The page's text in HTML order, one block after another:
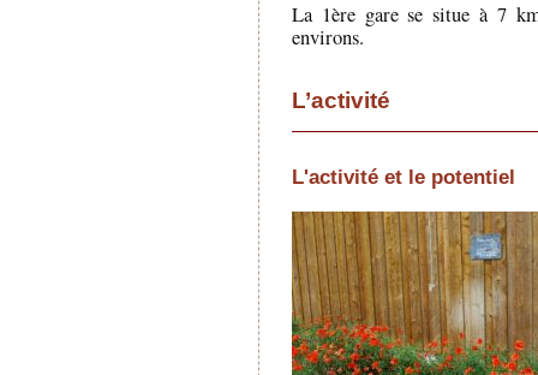
La 1ère gare se situe à 7
environs.
L’activité
L'activité et le potentiel